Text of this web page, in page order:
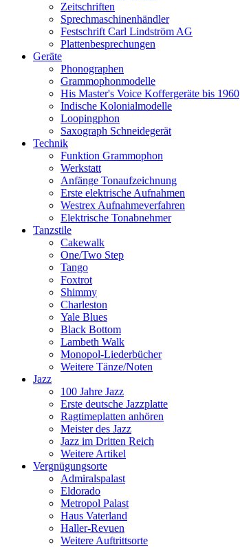
Zeitschriften
Sprechmaschinenhändler
Festschrift Carl Lindström AG
Plattenbesprechungen
Geräte
Phonographen
Grammophonmodelle
His Master's Voice Koffergeräte bis 1960
Indische Kolonialmodelle
Loopingphon
Saxograph Schneidegerät
Technik
Funktion Grammophon
Werkstatt
Anfänge Tonaufzeichnung
Erste elektrische Aufnahmen
Westrex Aufnahmeverfahren
Elektrische Tonabnehmer
Tanzstile
Cakewalk
One/Two Step
Tango
Foxtrot
Shimmy
Charleston
Yale Blues
Black Bottom
Lambeth Walk
Monopol-Liederbücher
Weitere Tänze/Noten
Jazz
100 Jahre Jazz
Erste deutsche Jazzplatte
Ragtimeplatten anhören
Meister des Jazz
Jazz im Dritten Reich
Weitere Artikel
Vergnügungsorte
Admiralspalast
Eldorado
Metropol Palast
Haus Vaterland
Haller-Revuen
Weitere Auftrittsorte